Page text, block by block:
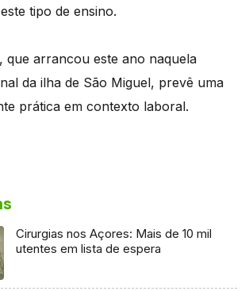
tipo de ensino.
que arrancou este ano naquela
da ilha de São Miguel, prevê uma
prática em contexto laboral.
Cirurgias nos Açores: Mais de 10 mil
utentes em lista de espera